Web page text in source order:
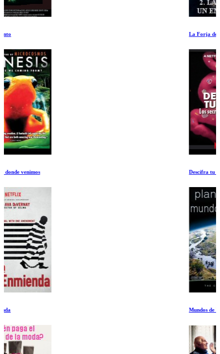
Descifra tu salud: Los secretos del intestino